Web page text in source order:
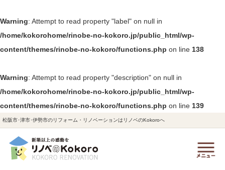
Warning: Attempt to read property "label" on null in
/home/kokorohome/rinobe-no-kokoro.jp/public_html/wp-
content/themes/rinobe-no-kokoro/functions.php on line 138
Warning: Attempt to read property "description" on null in
/home/kokorohome/rinobe-no-kokoro.jp/public_html/wp-
content/themes/rinobe-no-kokoro/functions.php on line 139
松阪市･津市･伊勢市のリフォーム・リノベーションはリノベのKokoroへ